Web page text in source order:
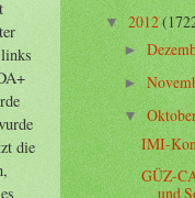
▼2012
►
►
▼
IMI-
GÜZ-
und